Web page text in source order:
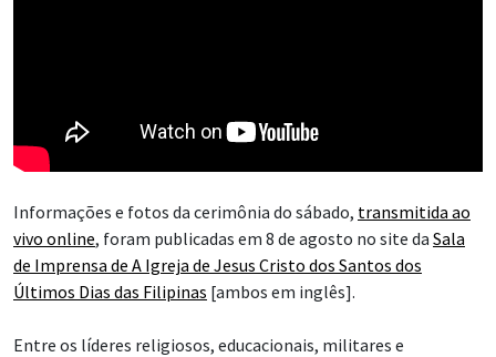
Informações e fotos da cerimônia do sábado, transmitida ao
vivo online, foram publicadas em 8 de agosto no site da Sala
de Imprensa de A Igreja de Jesus Cristo dos Santos dos
Últimos Dias das Filipinas [ambos em inglês].
Entre os líderes religiosos, educacionais, militares e